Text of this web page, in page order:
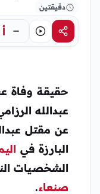
دقيقتين
مشاركةاستماع أ
حقيقة وفاة
عبدالله
عن مقتل
البارزة في
الشخصيات
صنعاء.